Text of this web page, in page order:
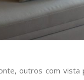
outros com vista